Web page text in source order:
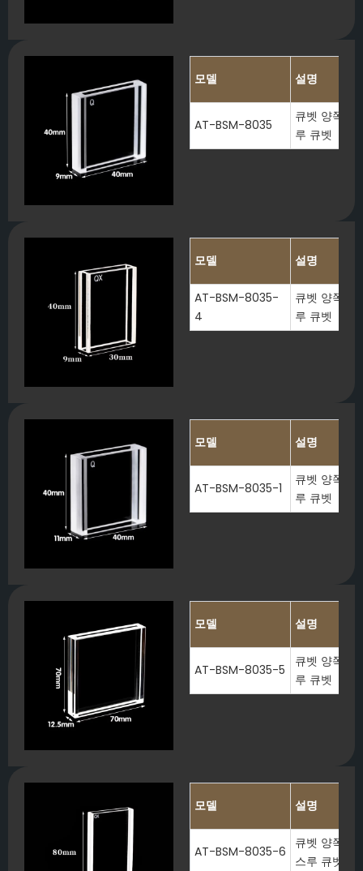
모델 설명
AT-BSM-8035
큐벳 양쪽
루 큐벳
모델 설명
AT-BSM-8035-
4
큐벳 양쪽
루 큐벳
모델 설명
AT-BSM-8035-1
큐벳 양쪽
루 큐벳
모델 설명
AT-BSM-8035-5
큐벳 양쪽
루 큐벳
모델 설명
AT-BSM-8035-6
큐벳 양쪽 끝
스루 큐벳